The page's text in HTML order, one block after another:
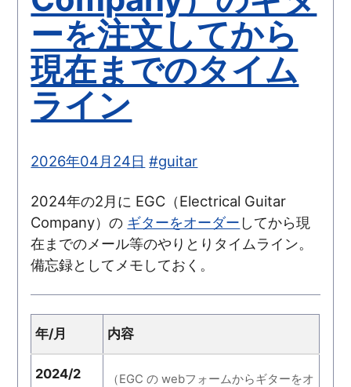
ーを注文してから
現在までのタイム
ライン
2026年04月24日 #guitar
2024年の2月に EGC（Electrical Guitar
Company）の ギターをオーダー してから現
在までのメール等のやりとりタイムライン。
備忘録としてメモしておく。
年/月 内容
2024/2
（EGC の webフォームからギターをオ